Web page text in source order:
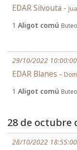
EDAR Silvouta -
1 Aligot comú
29/10/2022 10:00:00
EDAR Blanes -
1 Aligot comú
28 de octubre
28/10/2022 18:55:00